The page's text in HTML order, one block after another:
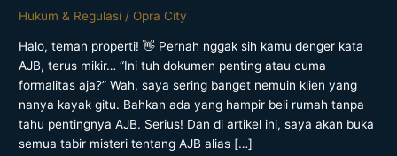
Hukum & Regulasi / Opra City
Halo, teman properti! 👋 Pernah nggak sih kamu denger kata
AJB, terus mikir… “Ini tuh dokumen penting atau cuma
formalitas aja?” Wah, saya sering banget nemuin klien yang
nanya kayak gitu. Bahkan ada yang hampir beli rumah tanpa
tahu pentingnya AJB. Serius! Dan di artikel ini, saya akan buka
semua tabir misteri tentang AJB alias […]
Akta
Beli
dan
Pentingnya
Waktu
Beli
Property